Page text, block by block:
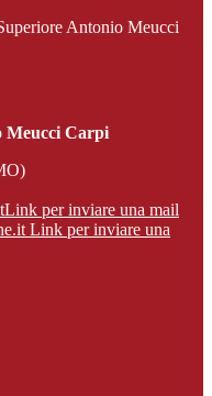
Antonio Meucci
Meucci Carpi
Link per inviare una mail
Link per inviare una